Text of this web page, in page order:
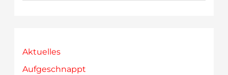
Aktuelles
Aufgeschnappt